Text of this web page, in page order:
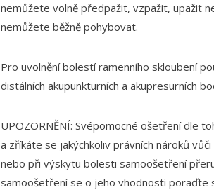
nemůžete volně předpažit, vzpažit, upažit
nemůžete běžně pohybovat.
Pro uvolnění bolestí ramenního skloubení
distálních akupunkturních a akupresurních
UPOZORNĚNÍ: Svépomocné ošetření dle
a zříkáte se jakýchkoliv právních nároků
nebo při výskytu bolesti samoošetření
samoošetření se o jeho vhodnosti poraďte